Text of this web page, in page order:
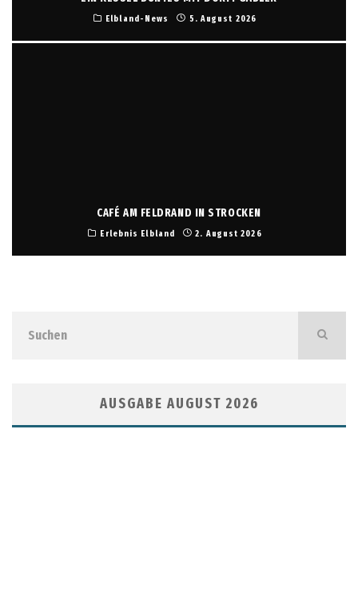
Elbland-News 5. August 2026
CAFÉ AM FELDRAND IN STROCKEN
Erlebnis Elbland 2. August 2026
AUSGABE AUGUST 2026